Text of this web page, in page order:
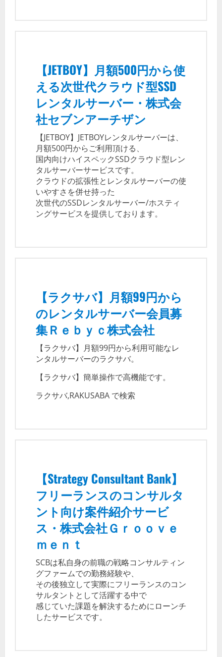
【JETBOY】月額500円から使
える次世代クラウド型SSD
レンタルサーバー・株式会
社セブンアーチザン
【JETBOY】JETBOYレンタルサーバーは、
月額500円からご利用頂ける、
国内向けハイスペックSSDクラウド型レン
タルサーバーサービスです。
クラウドの拡張性とレンタルサーバーの使
いやすさを併せ持った
次世代のSSDレンタルサーバー/ホスティ
ングサービスを提供しております。
【ラクサバ】月額99円から
のレンタルサーバー会員募
集Ｒｅｂｙｃ株式会社
【ラクサバ】月額99円から利用可能なレ
ンタルサーバーのラクサバ。
【ラクサバ】簡単操作で高機能です。
ラクサバ,RAKUSABA で検索
【Strategy Consultant Bank】
フリーランスのコンサルタ
ント向け案件紹介サービ
ス・株式会社Ｇｒｏｏｖｅ
ｍｅｎｔ
SCBは私自身の前職の戦略コンサルティン
グファームでの勤務経験や、
その後独立して実際にフリーランスのコン
サルタントとして活躍する中で
感じていた課題を解決するためにローンチ
したサービスです。